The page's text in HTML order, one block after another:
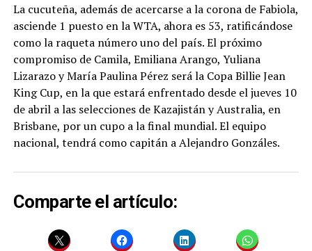
La cucuteña, además de acercarse a la corona de Fabiola,
asciende 1 puesto en la WTA, ahora es 53, ratificándose
como la raqueta número uno del país. El próximo
compromiso de Camila, Emiliana Arango, Yuliana
Lizarazo y María Paulina Pérez será la Copa Billie Jean
King Cup, en la que estará enfrentado desde el jueves 10
de abril a las selecciones de Kazajistán y Australia, en
Brisbane, por un cupo a la final mundial. El equipo
nacional, tendrá como capitán a Alejandro Gonzáles.
Comparte el artículo: